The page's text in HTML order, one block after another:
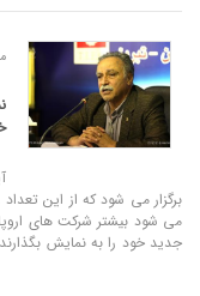
می شود بیشتر شرکت های
جدید خود را به نمایش